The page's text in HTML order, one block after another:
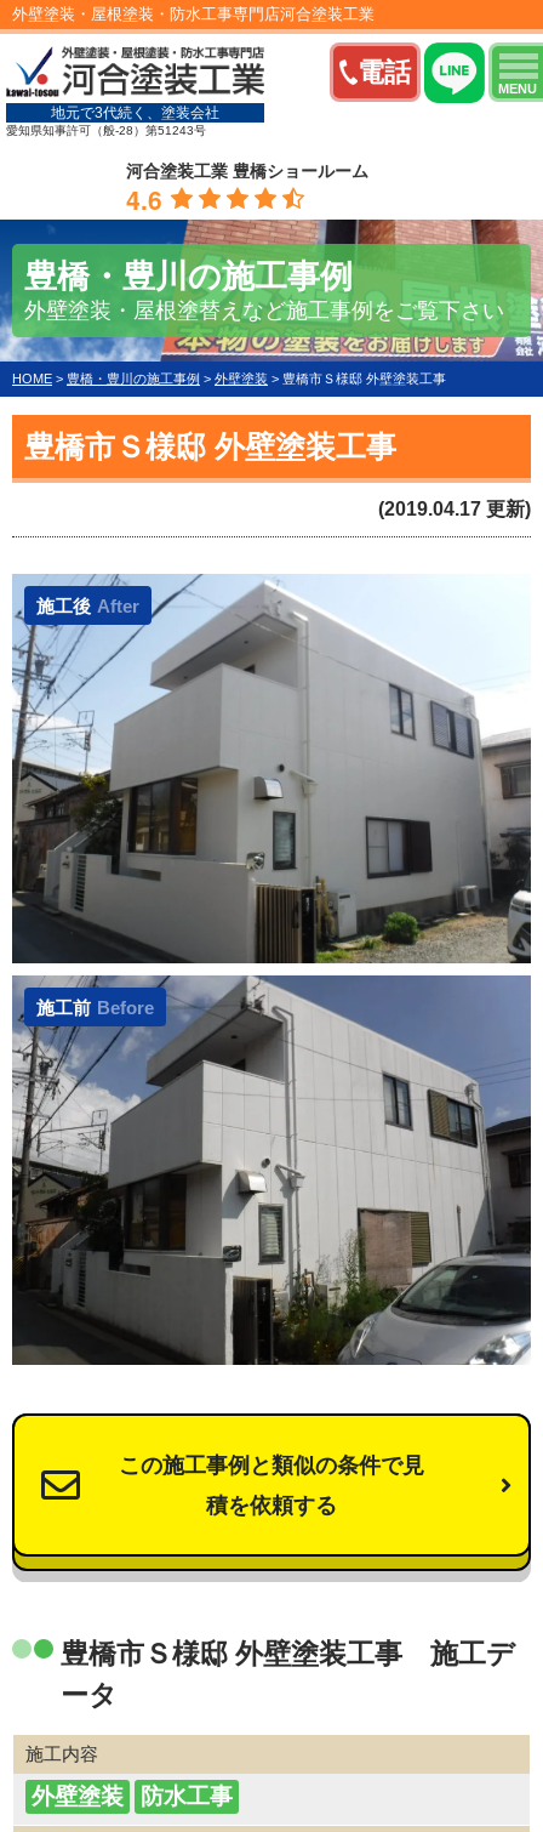
電話
MENU
外壁塗装・屋根塗装・防水工事専門店河合塗装工業
地元で3代続く、塗装会社
愛知県知事許可（般-28）第51243号
河合塗装工業 豊橋ショールーム
4.6
豊橋・豊川の施工事例
外壁塗装・屋根塗替えなど施工事例をご覧下さい
HOME > 豊橋・豊川の施工事例 > 外壁塗装 > 豊橋市Ｓ様邸 外壁塗装工事
豊橋市Ｓ様邸 外壁塗装工事
(2019.04.17 更新)
施工後 After
施工前 Before
この施工事例と類似の条件で見
積を依頼する
豊橋市Ｓ様邸 外壁塗装工事 施工デ
ータ
施工内容
外壁塗装 防水工事